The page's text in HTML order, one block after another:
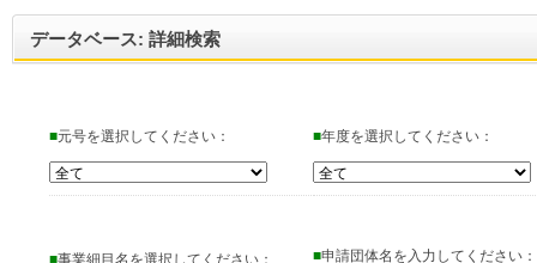
データベース: 詳細検索
■元号を選択してください： ■年度を選択してください：
■事業細目名を選択してください： ■申請団体名を入力してください：